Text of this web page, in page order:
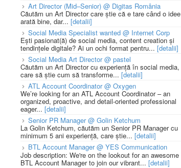
Art Director (Mid–Senior) @ Digitas România
Căutăm un Art Director care știe că e tare când o idee
arată bine, dar... [detalii]
Social Media Specialist wanted @ Internet Corp
Ești pasionat(ă) de social media, content creation și
tendințele digitale? Ai un ochi format pentru... [detalii]
Social Media Art Director @ pastel
Căutăm un Art Director cu experiență în social media,
care să știe cum să transforme... [detalii]
ATL Account Coordinator @ Oxygen
We’re looking for an ATL Account Coordinator – an
organized, proactive, and detail-oriented professional
eager... [detalii]
Senior PR Manager @ Golin Ketchum
La Golin Ketchum, căutăm un Senior PR Manager cu
minimum 5 ani experiență, care știe... [detalii]
BTL Account Manager @ YES Communication
Job description: We're on the lookout for an awesome
BTL Account Manager to join our vibrant... [detalii]